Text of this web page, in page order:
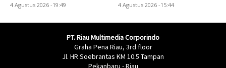
4 Agustus 2026 -19:49 4 Agustus 2026 -15:44
PT. Riau Multimedia Corporindo
Graha Pena Riau, 3rd floor
Jl. HR Soebrantas KM 10.5 Tampan
Pekanbaru - Riau